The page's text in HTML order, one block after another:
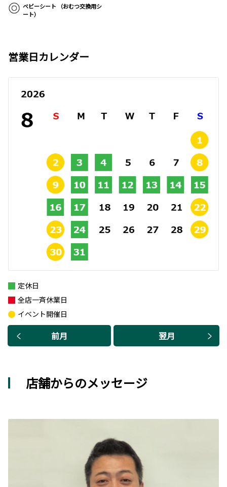
ベビーシート （おむつ交換用シ
ート）
営業日カレンダー
前月 翌月
定休日
全店一斉休業日
イベント開催日
店舗からのメッセージ